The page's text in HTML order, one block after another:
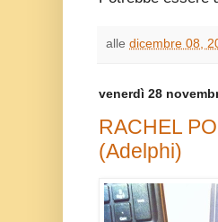
alle dicembre 08,
venerdì 28
RACHEL
(Adelphi)